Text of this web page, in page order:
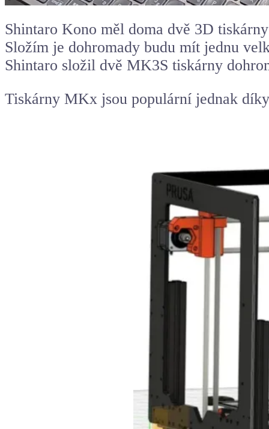
Shintaro Kono měl doma dvě 3D
Složím je dohromady budu mít jednu
Shintaro složil dvě MK3S tiskárny
Tiskárny MKx jsou populární jednak